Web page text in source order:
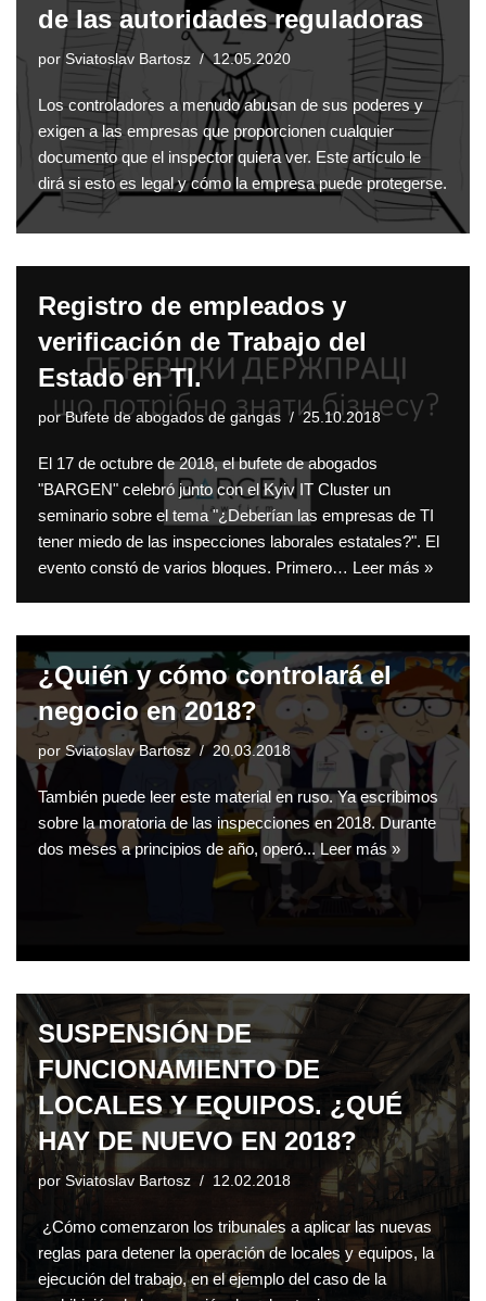
de las autoridades reguladoras
por Sviatoslav Bartosz 12.05.2020
Los controladores a menudo abusan de sus poderes y
exigen a las empresas que proporcionen cualquier
documento que el inspector quiera ver. Este artículo le
dirá si esto es legal y cómo la empresa puede protegerse.
Registro de empleados y
verificación de Trabajo del
Estado en TI.
porBufete de abogados de gangas 25.10.2018
El 17 de octubre de 2018, el bufete de abogados
"BARGEN" celebró junto con el Kyiv IT Cluster un
seminario sobre el tema "¿Deberían las empresas de TI
tener miedo de las inspecciones laborales estatales?". El
evento constó de varios bloques. Primero… Leer más »
¿Quién y cómo controlará el
negocio en 2018?
por Sviatoslav Bartosz 20.03.2018
También puede leer este material en ruso. Ya escribimos
sobre la moratoria de las inspecciones en 2018. Durante
dos meses a principios de año, operó...Leer más »
SUSPENSIÓN DE
FUNCIONAMIENTO DE
LOCALES Y EQUIPOS. ¿QUÉ
HAY DE NUEVO EN 2018?
porSviatoslav Bartosz 12.02.2018
¿Cómo comenzaron los tribunales a aplicar las nuevas
reglas para detener la operación de locales y equipos, la
ejecución del trabajo, en el ejemplo del caso de la